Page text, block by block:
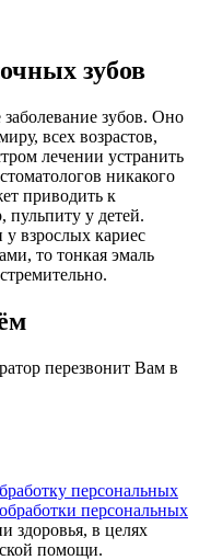
зубов
зубов. Оно
всех возрастов,
лечении устранить
никакого
приводить к
у детей.
взрослых кариес
то тонкая эмаль
перезвонит Вам в
персональных
персональных
здоровья, в целях
помощи.